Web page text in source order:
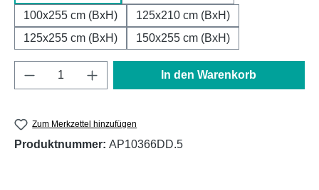
100x255 cm (BxH)
125x210 cm (BxH)
125x255 cm (BxH)
150x255 cm (BxH)
Produkt Anzahl: Gib den gewünschten
In den Warenkorb
Zum Merkzettel hinzufügen
Produktnummer: AP10366DD.5